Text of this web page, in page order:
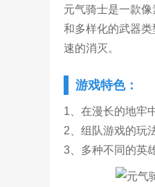
元气骑士是一款
和多样化的武器
速的消灭。
游戏特色：
1、在漫长的地牢
2、组队游戏的玩
3、多种不同的英